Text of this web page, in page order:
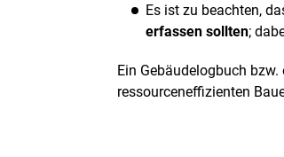
Es ist zu beachten,
erfassen sollten;
Ein Gebäudelogbuch
ressourceneffizienten